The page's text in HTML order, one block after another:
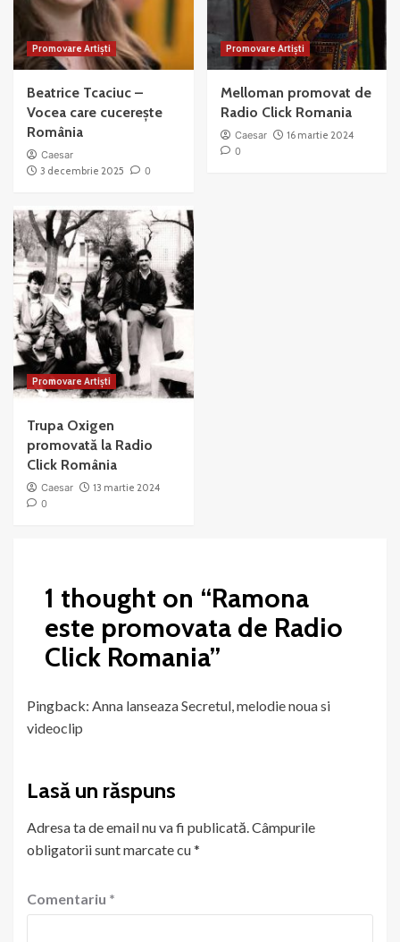
Promovare Artiști
Beatrice Tcaciuc –
Vocea care cucerește
România
Caesar
3 decembrie 2025
0
Promovare Artiști
Melloman promovat de
Radio Click Romania
Caesar
16 martie 2024
0
Promovare Artiști
Trupa Oxigen
promovată la Radio
Click România
Caesar
13 martie 2024
0
1 thought on “Ramona
este promovata de Radio
Click Romania”
Pingback: Anna lanseaza Secretul, melodie noua si
videoclip
Lasă un răspuns
Adresa ta de email nu va fi publicată.Câmpurile
obligatorii sunt marcate cu*
Comentariu *